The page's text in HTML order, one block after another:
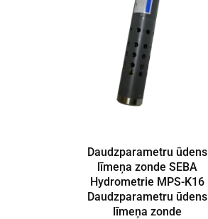
Daudzparametru ūdens
līmeņa zonde SEBA
Hydrometrie MPS-K16
Daudzparametru ūdens
līmeņa zonde